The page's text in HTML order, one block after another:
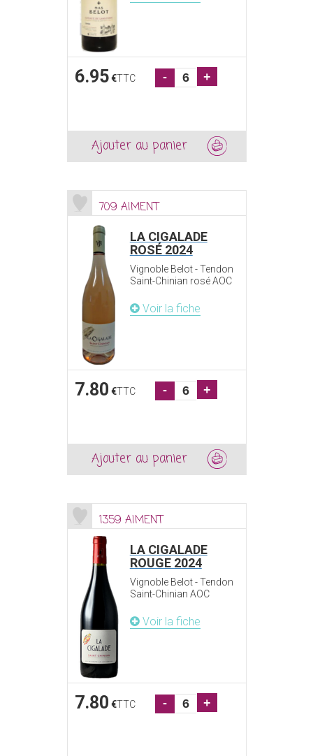
6.95 €TTC - +
Ajouter au panier
709 AIMENT
LA CIGALADE
ROSÉ 2024
Vignoble Belot - Tendon
Saint-Chinian rosé AOC
Voir la fiche
7.80 €TTC - +
Ajouter au panier
1359 AIMENT
LA CIGALADE
ROUGE 2024
Vignoble Belot - Tendon
Saint-Chinian AOC
Voir la fiche
7.80 €TTC - +